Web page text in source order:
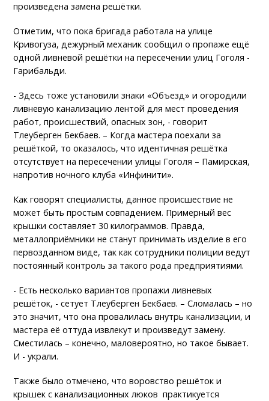
произведена замена решётки.
Отметим, что пока бригада работала на улице
Кривогуза, дежурный механик сообщил о пропаже ещё
одной ливневой решётки на пересечении улиц Гоголя -
Гарибальди.
- Здесь тоже установили знаки «Объезд» и огородили
ливневую канализацию лентой для мест проведения
работ, происшествий, опасных зон, - говорит
Тлеуберген Бекбаев. – Когда мастера поехали за
решёткой, то оказалось, что идентичная решётка
отсутствует на пересечении улицы Гоголя – Памирская,
напротив ночного клуба «Инфинити».
Как говорят специалисты, данное происшествие не
может быть простым совпадением. Примерный вес
крышки составляет 30 килограммов. Правда,
металлоприёмники не станут принимать изделие в его
первозданном виде, так как сотрудники полиции ведут
постоянный контроль за такого рода предприятиями.
- Есть несколько вариантов пропажи ливневых
решёток, - сетует Тлеуберген Бекбаев. – Сломалась – но
это значит, что она провалилась внутрь канализации, и
мастера её оттуда извлекут и произведут замену.
Сместилась – конечно, маловероятно, но такое бывает.
И - украли.
Также было отмечено, что воровство решёток и
крышек с канализационных люков практикуется